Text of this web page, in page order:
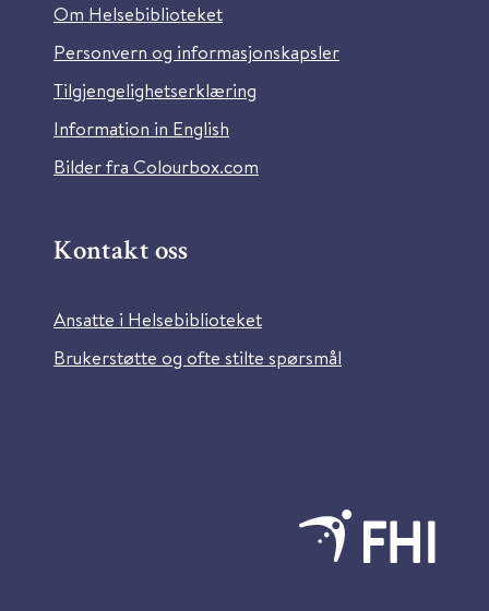
Om Helsebiblioteket
Personvern og informasjonskapsler
Tilgjengelighetserklæring
Information in English
Bilder fra Colourbox.com
Kontakt oss
Ansatte i Helsebiblioteket
Brukerstøtte og ofte stilte spørsmål